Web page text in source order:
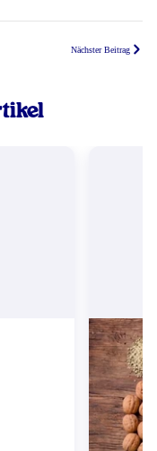
Nächster Beitrag